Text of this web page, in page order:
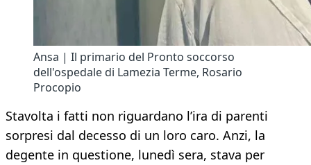
Ansa | Il primario del Pronto soccorso
dell'ospedale di Lamezia Terme, Rosario
Procopio
Stavolta i fatti non riguardano l’ira di parenti
sorpresi dal decesso di un loro caro. Anzi, la
degente in questione, lunedì sera, stava per